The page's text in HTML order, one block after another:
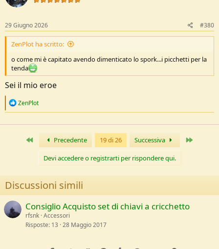
29 Giugno 2026 #380
ZenPlot ha scritto:
o come mi è capitato avendo dimenticato lo spork...i picchetti per la
tenda
Sei il mio eroe
R
c
ZenPlot
Primo Precedente 19 di 26 Successiva
Devi accedere o registrarti per rispondere qui.
Discussioni simili
Consiglio Acquisto set di chiavi a cricchetto
rfsnk Accessori
Risposte 13 28 Maggio 2017